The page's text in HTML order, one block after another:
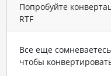
Попробуйте
RTF
Все еще
чтобы